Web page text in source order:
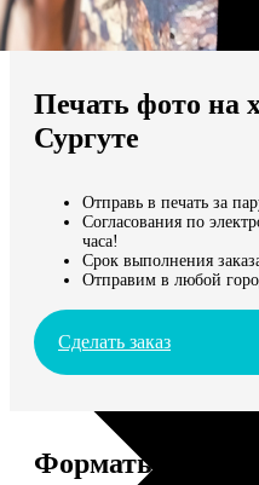
Мы доставляем по всему
Продолжить без города
Печать фото на
Сургуте
Отправь в печать за
Согласования по
часа!
Срок выполнения
Отправим в любой
Сделать заказ
Форматы и цены